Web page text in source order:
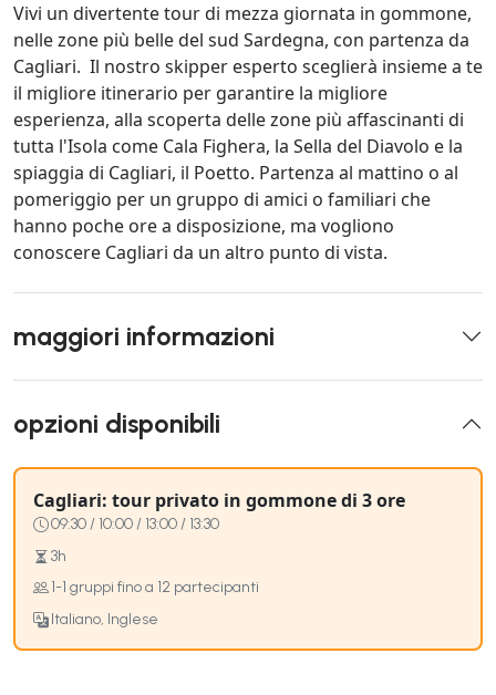
Vivi un divertente tour di mezza giornata in gommone,
nelle zone più belle del sud Sardegna, con partenza da
Cagliari. Il nostro skipper esperto sceglierà insieme a te
il migliore itinerario per garantire la migliore
esperienza, alla scoperta delle zone più affascinanti di
tutta l'Isola come Cala Fighera, la Sella del Diavolo e la
spiaggia di Cagliari, il Poetto. Partenza al mattino o al
pomeriggio per un gruppo di amici o familiari che
hanno poche ore a disposizione, ma vogliono
conoscere Cagliari da un altro punto di vista.
maggiori informazioni
opzioni disponibili
Cagliari: tour privato in gommone di 3 ore
09:30 / 10:00 / 13:00 / 13:30
3h
1-1 gruppi fino a 12 partecipanti
Italiano, Inglese